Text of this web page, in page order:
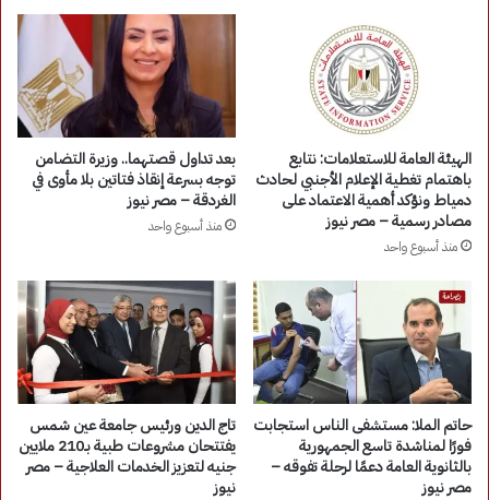
الهيئة العامة للاستعلامات: نتابع
باهتمام تغطية الإعلام الأجنبي لحادث
دمياط ونؤكد أهمية الاعتماد على
مصادر رسمية – مصر نيوز
منذ أسبوع واحد
بعد تداول قصتهما.. وزيرة التضامن
توجه بسرعة إنقاذ فتاتين بلا مأوى في
الغردقة – مصر نيوز
منذ أسبوع واحد
حاتم الملا: مستشفى الناس استجابت
فورًا لمناشدة تاسع الجمهورية
بالثانوية العامة دعمًا لرحلة تفوقه –
مصر نيوز
تاج الدين ورئيس جامعة عين شمس
يفتتحان مشروعات طبية بـ210 ملايين
جنيه لتعزيز الخدمات العلاجية – مصر
نيوز